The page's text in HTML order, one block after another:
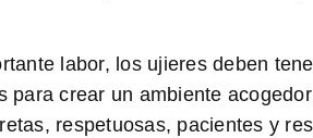
labor, los ujieres deben
crear un ambiente
respetuosas, pacientes y